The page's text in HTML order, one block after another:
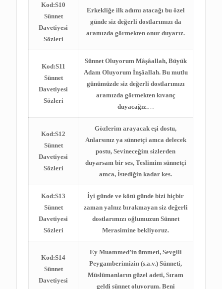
Kod:S10
Sünnet
Davetiyesi
Sözleri
Erkekliğe ilk adımı atacağı bu özel
günde siz değerli dostlarımızı da
aramızda görmekten onur duyarız.
Kod:S11
Sünnet
Davetiyesi
Sözleri
Sünnet Oluyorum Mâşâallah, Büyük
Adam Oluyorum İnşâallah. Bu mutlu
günümüzde siz değerli dostlarımızı
aramızda görmekten kıvanç
duyacağız.…
Kod:S12
Sünnet
Davetiyesi
Sözleri
Gözlerim arayacak eşi dostu,
Anlarsınız ya sünnetçi amca delecek
postu, Sevineceğim sizlerden
duyarsam bir ses, Teslimim sünnetçi
amca, İstediğin kadar kes.
Kod:S13
Sünnet
Davetiyesi
Sözleri
İyi günde ve kötü günde bizi hiçbir
zaman yalnız bırakmayan siz değerli
dostlarımızı oğlumuzun Sünnet
Merasimine bekliyoruz.
Kod:S14
Sünnet
Davetiyesi
Ey Muammed’in ümmeti, Sevgili
Peygamberimizin (s.a.v.) Sünneti,
Müslümanların güzel adeti, Sıram
geldi sünnet oluyorum. Beni